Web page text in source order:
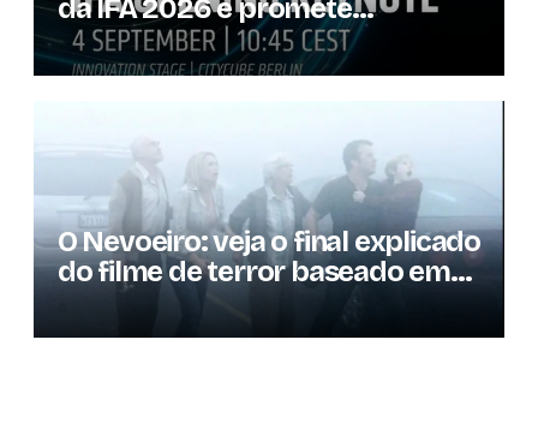
da IFA 2026 e promete
novidades para os
consumidores
O Nevoeiro: veja o final explicado
do filme de terror baseado em
Stephen King